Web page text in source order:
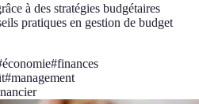
à des stratégies budgétaires
pratiques en gestion de budget
économie#finances
#management